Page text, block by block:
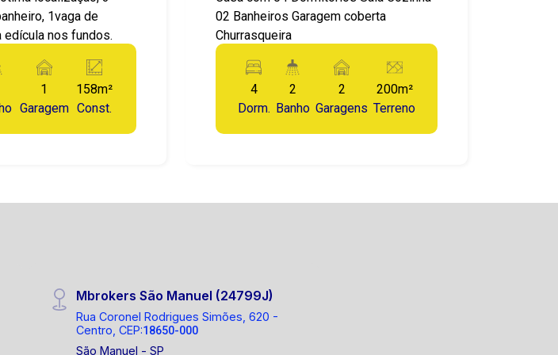
1vaga de
edícula nos fundos.
1
Garagem
158m²
Const.
02 Banheiros Garagem coberta
Churrasqueira
4
Dorm.
2
Banho
2
Garagens
200m²
Terreno
Mbrokers São Manuel (24799J)
Rua Coronel Rodrigues Simões, 620 -
Centro, CEP:18650-000
São Manuel - SP